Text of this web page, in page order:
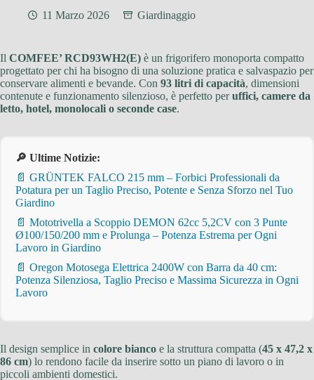
11 Marzo 2026 Giardinaggio
Il COMFEE’ RCD93WH2(E) è un frigorifero monoporta compatto
progettato per chi ha bisogno di una soluzione pratica e salvaspazio per
conservare alimenti e bevande. Con 93 litri di capacità, dimensioni
contenute e funzionamento silenzioso, è perfetto peruffici, camere da
letto, hotel, monolocali o seconde case.
🔎 Ultime Notizie:
📄 GRÜNTEK FALCO 215 mm – Forbici Professionali da
Potatura per un Taglio Preciso, Potente e Senza Sforzo nel Tuo
Giardino
📄 Mototrivella a Scoppio DEMON 62cc 5,2CV con 3 Punte
Ø100/150/200 mm e Prolunga – Potenza Estrema per Ogni
Lavoro in Giardino
📄 Oregon Motosega Elettrica 2400W con Barra da 40 cm:
Potenza Silenziosa, Taglio Preciso e Massima Sicurezza in Ogni
Lavoro
Il design semplice in colore bianco e la struttura compatta (45 x 47,2 x
86 cm) lo rendono facile da inserire sotto un piano di lavoro o in
piccoli ambienti domestici.